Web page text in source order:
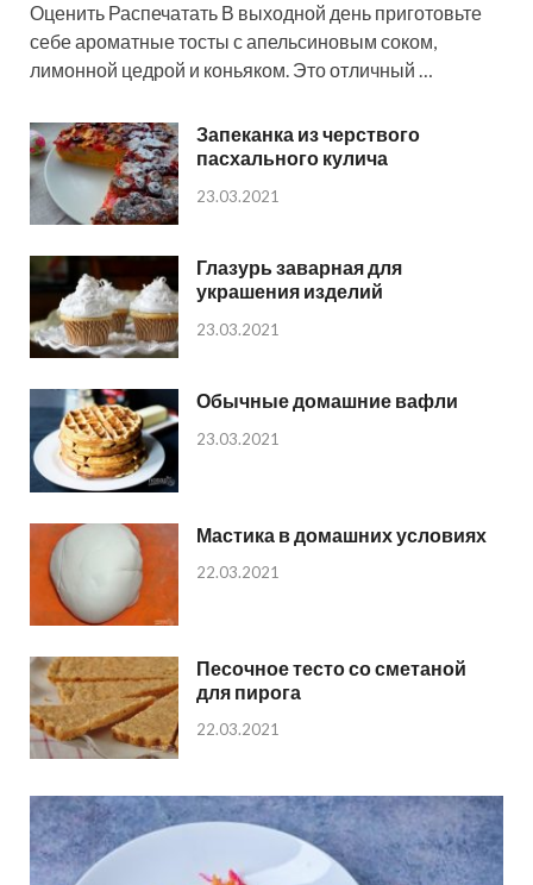
Оценить Распечатать В выходной день приготовьте
себе ароматные тосты с апельсиновым соком,
лимонной цедрой и коньяком. Это отличный …
Запеканка из черствого
пасхального кулича
23.03.2021
Глазурь заварная для
украшения изделий
23.03.2021
Обычные домашние вафли
23.03.2021
Мастика в домашних условиях
22.03.2021
Песочное тесто со сметаной
для пирога
22.03.2021